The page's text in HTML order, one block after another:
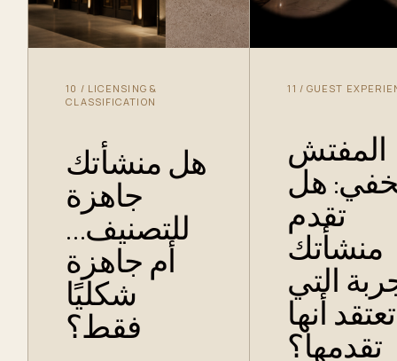
10 / LICENSING &
CLASSIFICATION
هل منشأتك
جاهزة
للتصنيف…
أم جاهزة
شكليًا
فقط؟
11 / GUEST
المفتش
هل
تقدم
منشأتك
التي
تعتقد أنها
تقدمها؟